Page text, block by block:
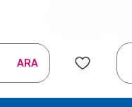
ARA